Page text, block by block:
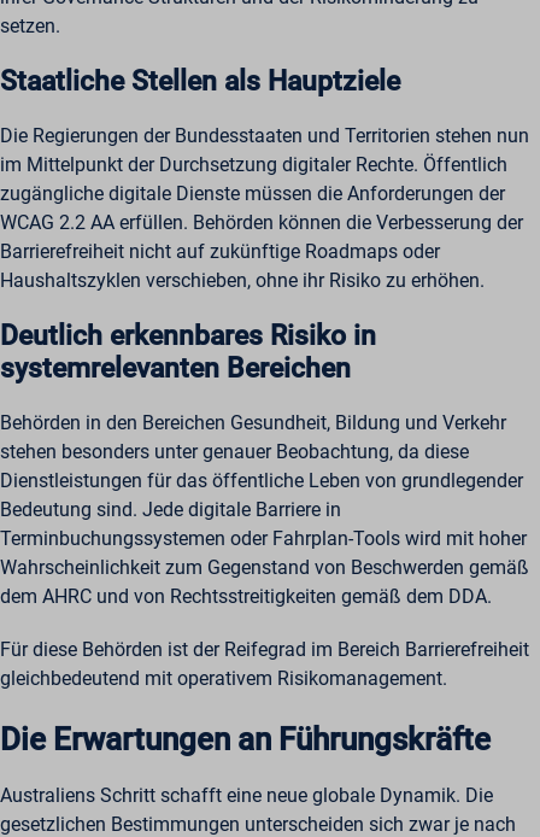
setzen.
Staatliche Stellen als Hauptziele
Die Regierungen der Bundesstaaten und Territorien stehen nun
im Mittelpunkt der Durchsetzung digitaler Rechte. Öffentlich
zugängliche digitale Dienste müssen die Anforderungen der
WCAG 2.2 AA erfüllen. Behörden können die Verbesserung der
Barrierefreiheit nicht auf zukünftige Roadmaps oder
Haushaltszyklen verschieben, ohne ihr Risiko zu erhöhen.
Deutlich erkennbares Risiko in
systemrelevanten Bereichen
Behörden in den Bereichen Gesundheit, Bildung und Verkehr
stehen besonders unter genauer Beobachtung, da diese
Dienstleistungen für das öffentliche Leben von grundlegender
Bedeutung sind. Jede digitale Barriere in
Terminbuchungssystemen oder Fahrplan-Tools wird mit hoher
Wahrscheinlichkeit zum Gegenstand von Beschwerden gemäß
dem AHRC und von Rechtsstreitigkeiten gemäß dem DDA.
Für diese Behörden ist der Reifegrad im Bereich Barrierefreiheit
gleichbedeutend mit operativem Risikomanagement.
Die Erwartungen an Führungskräfte
Australiens Schritt schafft eine neue globale Dynamik. Die
gesetzlichen Bestimmungen unterscheiden sich zwar je nach